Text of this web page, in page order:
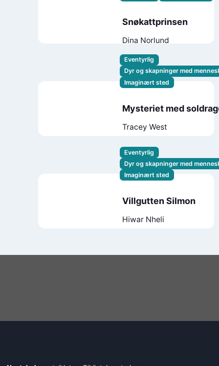
Snøkattprinsen
Dina Norlund
Eventyrlig
Dyr og skapninger med
Imaginært sted
Mysteriet med
Tracey West
Eventyrlig
Dyr og skapninger med
Imaginært sted
Villgutten Silmon
Hiwar Nheli